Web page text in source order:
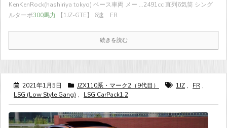
KenKenRock(hashiriya tokyo) ベース車両 メー ...2491cc 直列6気筒 シング
ルターボ300馬力 【1JZ-GTE】 6速 FR
続きを読む
2021年1月5日 JZX110系・マーク2（9代目） 1JZ , FR ,
LSG (Low Style Gang) , LSG CarPack1.2